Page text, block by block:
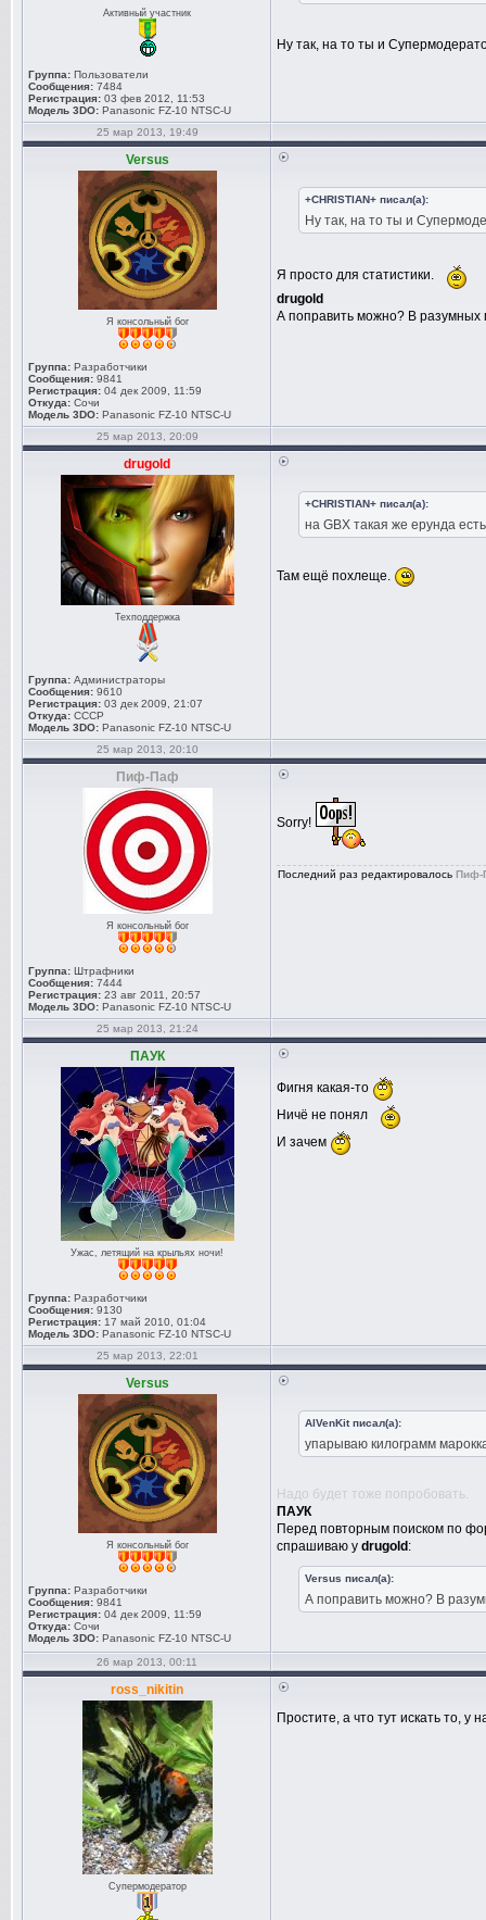
Активный участник
Группа: Пользователи
Сообщения: 7484
Регистрация: 03 фев 2012, 11:53
Модель 3DO: Panasonic FZ-10 NTSC-U
Ну так, на то ты и
25 мар 2013, 19:49
Versus
Я консольный бог
Группа: Разработчики
Сообщения: 9841
Регистрация: 04 дек 2009, 11:59
Откуда: Сочи
Модель 3DO: Panasonic FZ-10 NTSC-U
+CHRISTIAN+ писал(а):
Ну так, на то ты и
Я просто для статистики.
drugold
А поправить можно? В разумных
25 мар 2013, 20:09
drugold
Техподдержка
Группа: Администраторы
Сообщения: 9610
Регистрация: 03 дек 2009, 21:07
Откуда: СССР
Модель 3DO: Panasonic FZ-10 NTSC-U
+CHRISTIAN+ писал(а):
на GBX такая же ерунда есть
Там ещё похлеще.
25 мар 2013, 20:10
Пиф-Паф
Я консольный бог
Группа: Штрафники
Сообщения: 7444
Регистрация: 23 авг 2011, 20:57
Модель 3DO: Panasonic FZ-10 NTSC-U
Sorry!
Последний раз редактировалось Пиф-
25 мар 2013, 21:24
ПАУК
Ужас, летящий на крыльях ночи!
Группа: Разработчики
Сообщения: 9130
Регистрация: 17 май 2010, 01:04
Модель 3DO: Panasonic FZ-10 NTSC-U
Фигня какая-то
Ничё не понял
И зачем
25 мар 2013, 22:01
Versus
Я консольный бог
Группа: Разработчики
Сообщения: 9841
Регистрация: 04 дек 2009, 11:59
Откуда: Сочи
Модель 3DO: Panasonic FZ-10 NTSC-U
AlVenKit писал(а):
упарываю килограмм
Надо будет тоже попробовать.
ПАУК
Перед повторным поиском по
спрашиваю у drugold :
Versus писал(а):
А поправить можно? В
26 мар 2013, 00:11
ross_nikitin
Супермодератор
Простите, а что тут искать то, у